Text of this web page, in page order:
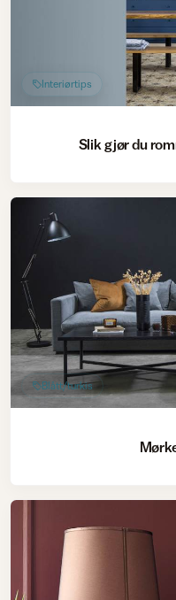
Interiørtips
Slik gjør du
Blått/turkis